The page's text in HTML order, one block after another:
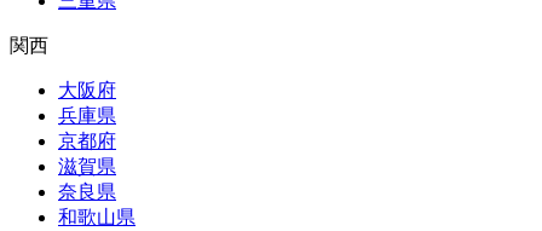
関西
大阪府
兵庫県
京都府
滋賀県
奈良県
和歌山県